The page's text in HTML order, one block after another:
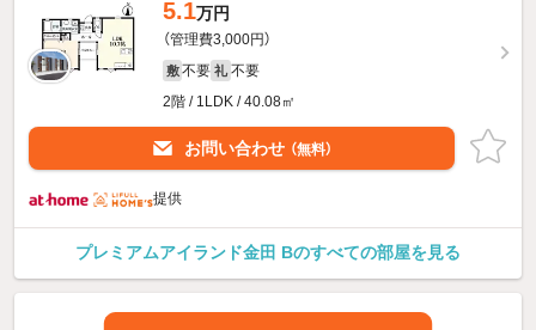
5.1万円
（管理費3,000円）
敷 不要 礼 不要
2階 / 1LDK / 40.08㎡
お問い合わせ （無料）
提供
プレミアムアイランド金田 Bのすべての部屋を見る